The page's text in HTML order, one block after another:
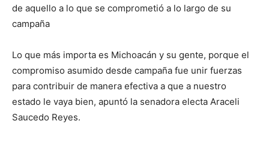
de aquello a lo que se comprometió a lo largo de su
campaña
Lo que más importa es Michoacán y su gente, porque el
compromiso asumido desde campaña fue unir fuerzas
para contribuir de manera efectiva a que a nuestro
estado le vaya bien, apuntó la senadora electa Araceli
Saucedo Reyes.